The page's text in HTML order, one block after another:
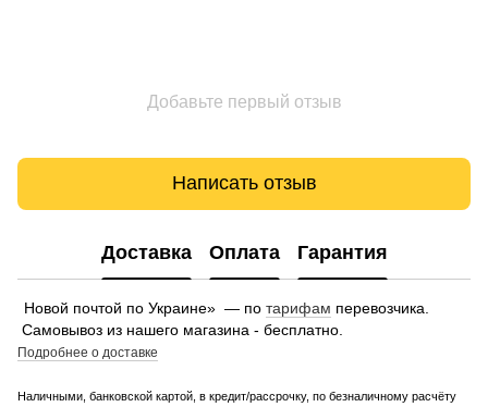
Добавьте первый отзыв
Написать отзыв
Доставка Оплата Гарантия
Новой почтой по Украине» — по тарифам перевозчика.
Самовывоз из нашего магазина - бесплатно.
Подробнее о доставке
Наличными, банковской картой, в кредит/рассрочку, по безналичному расчёту